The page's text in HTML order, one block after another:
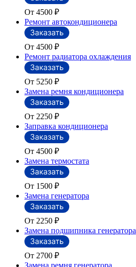
От 4500 ₽
Ремонт автокондиционера
От 4500 ₽
Ремонт радиатора охлаждения
От 5250 ₽
Замена ремня кондиционера
От 2250 ₽
Заправка кондиционера
От 4500 ₽
Замена термостата
От 1500 ₽
Замена генератора
От 2250 ₽
Замена подшипника генератора
От 2700 ₽